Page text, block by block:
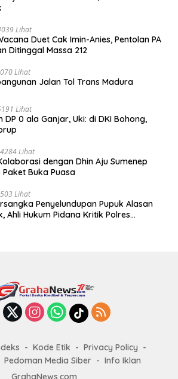
Lihat
Duet Cak Imin-Anies, Pentolan PA
Ditinggal Massa 212
Lihat
Jalan Tol Trans Madura
Lihat
DP 0 ala Ganjar, Uki: di DKI Bohong,
Lihat
dengan Dhin Aju Sumenep
Buka Puasa
Lihat
Penyelundupan Pupuk Alasan
Ahli Hukum Pidana Kritik Polres
Kode Etik
Privacy Policy
Pedoman Media Siber
Info Iklan
GrahaNews.com